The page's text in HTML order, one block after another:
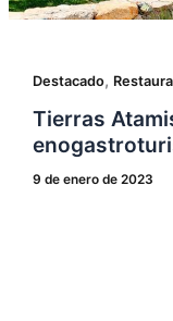
Destacado,
Tierras
9 de enero de 2023